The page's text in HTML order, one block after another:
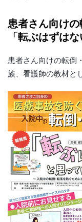
患者さん向け
「転ぶはずは
患者さん向けの転倒
族、看護師の教材と